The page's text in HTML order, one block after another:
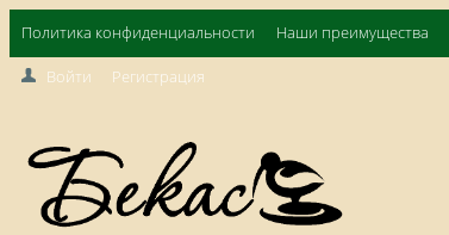
Политика конфиденциальности Наши преимущества
Войти Регистрация